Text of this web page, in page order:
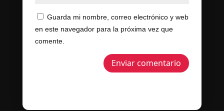
Guarda mi nombre, correo electrónico y web
en este navegador para la próxima vez que
comente.
Enviar comentario